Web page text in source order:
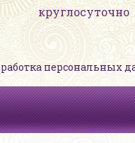
круглосуточно
персональных